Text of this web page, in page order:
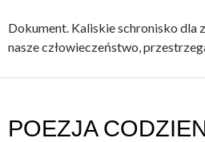
Dokument. Kaliskie schronisko dla
nasze człowieczeństwo,
POEZJA